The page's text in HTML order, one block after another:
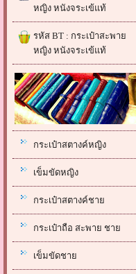
หญิง หนังจระเข้แท้
รหัส BT : กระเป๋าสะพาย
หญิง หนังจระเข้แท้
กระเป๋าสตางค์หญิง
เข็มขัดหญิง
กระเป๋าสตางค์ชาย
กระเป๋าถือ สะพาย ชาย
เข็มขัดชาย